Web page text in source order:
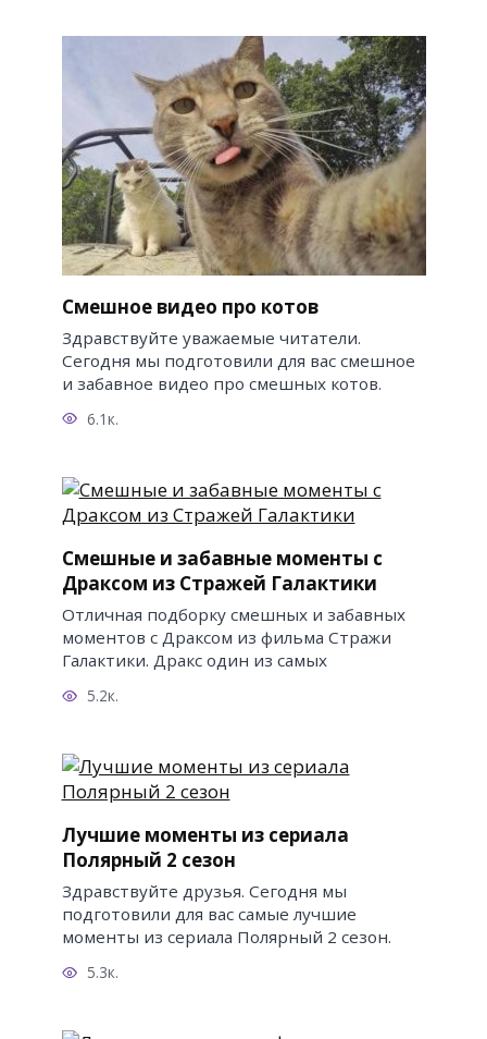
Смешное видео про котов
Здравствуйте уважаемые читатели.
Сегодня мы подготовили для вас смешное
и забавное видео про смешных котов.
6.1к.
Смешные и забавные моменты с
Драксом из Стражей Галактики
Отличная подборку смешных и забавных
моментов с Драксом из фильма Стражи
Галактики. Дракс один из самых
5.2к.
Лучшие моменты из сериала
Полярный 2 сезон
Здравствуйте друзья. Сегодня мы
подготовили для вас самые лучшие
моменты из сериала Полярный 2 сезон.
5.3к.